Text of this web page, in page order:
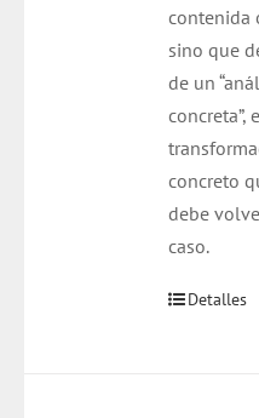
contenida
sino que
de un
concreta”,
concreto
debe
caso.
Detalles